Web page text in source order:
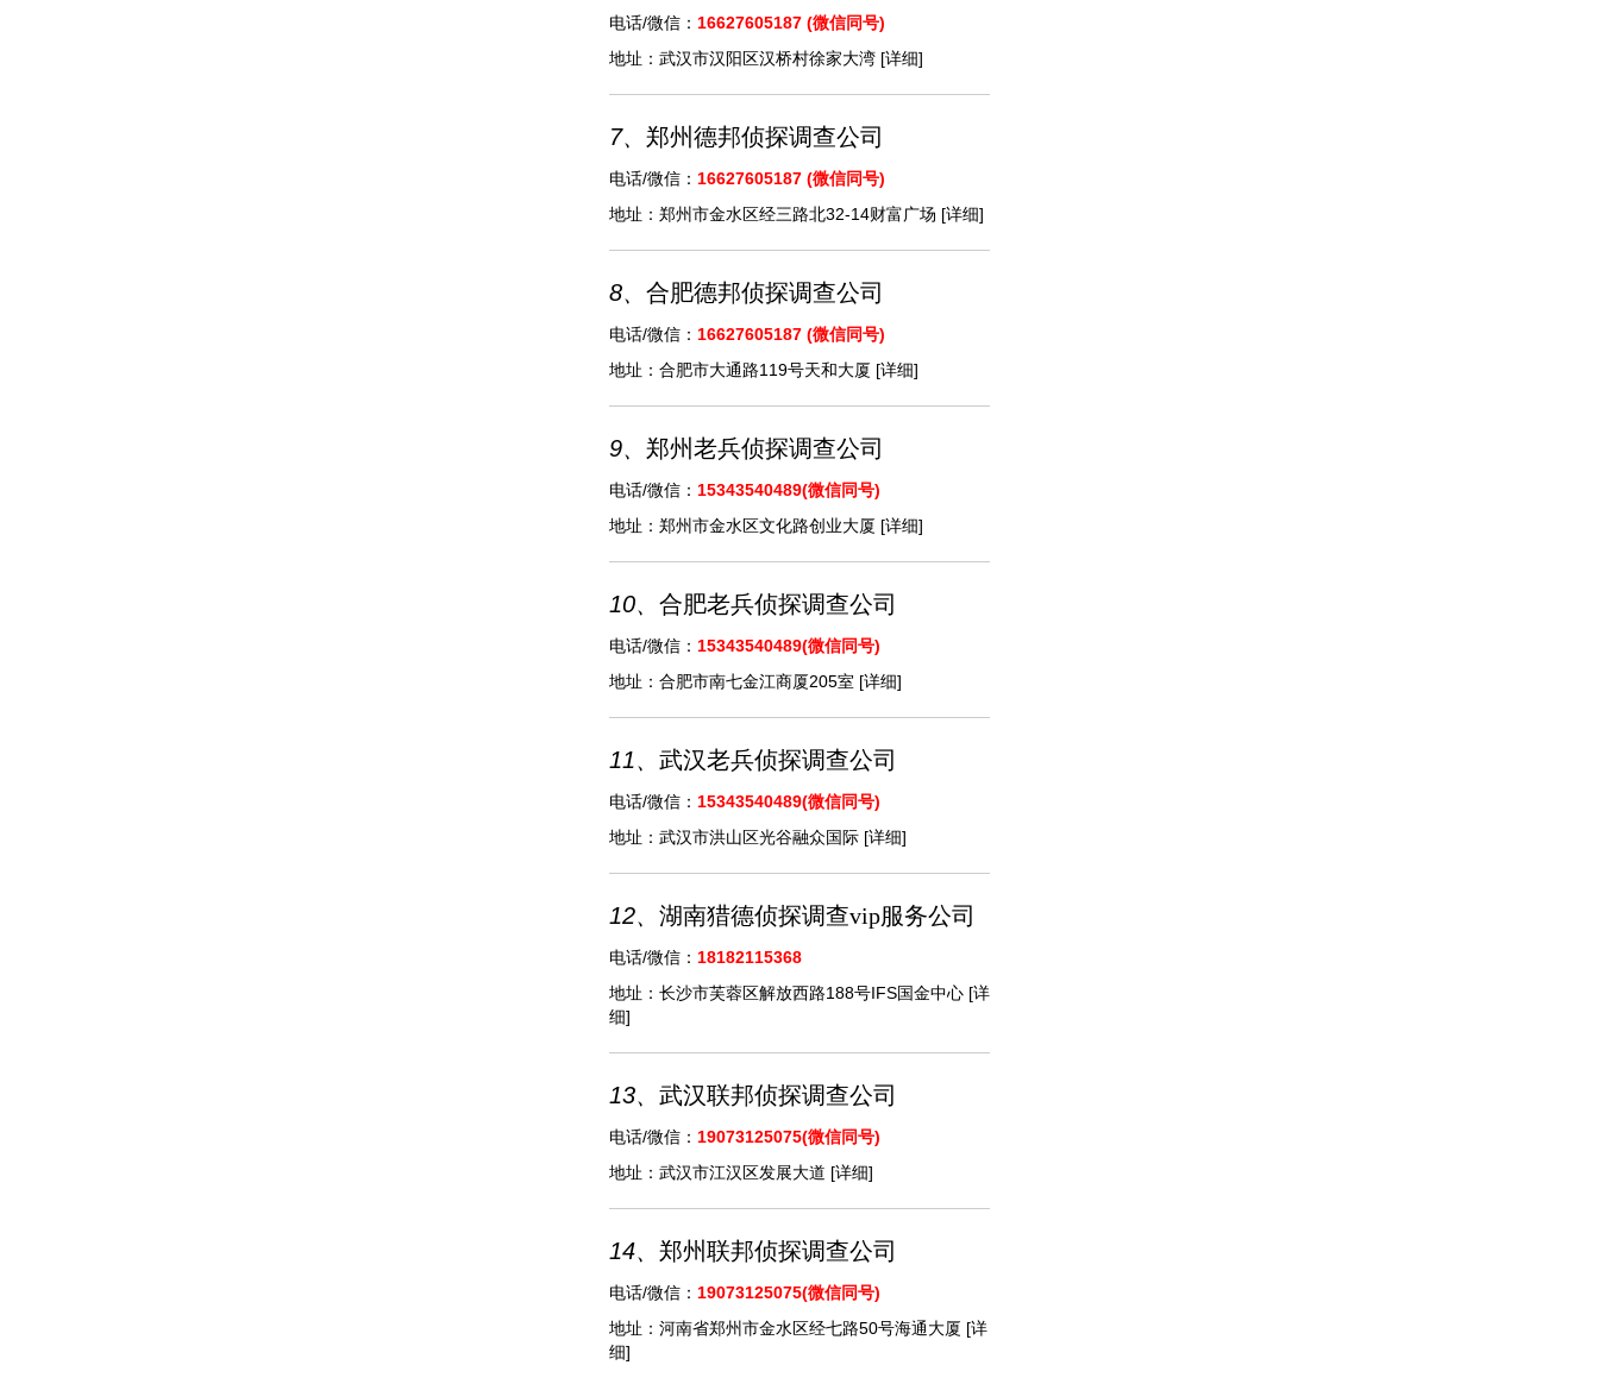
电话/微信： 16627605187 (微信同号)
地址： 武汉市汉阳区汉桥村徐家大湾 [详细]
7、 郑州德邦侦探调查公司
电话/微信： 16627605187 (微信同号)
地址： 郑州市金水区经三路北32-14财富广场 [详细]
8、 合肥德邦侦探调查公司
电话/微信： 16627605187 (微信同号)
地址： 合肥市大通路119号天和大厦 [详细]
9、 郑州老兵侦探调查公司
电话/微信： 15343540489(微信同号)
地址： 郑州市金水区文化路创业大厦 [详细]
10、 合肥老兵侦探调查公司
电话/微信： 15343540489(微信同号)
地址： 合肥市南七金江商厦205室 [详细]
11、 武汉老兵侦探调查公司
电话/微信： 15343540489(微信同号)
地址： 武汉市洪山区光谷融众国际 [详细]
12、 湖南猎德侦探调查vip服务公司
电话/微信： 18182115368
地址： 长沙市芙蓉区解放西路188号IFS国金中心 [详
细]
13、 武汉联邦侦探调查公司
电话/微信： 19073125075(微信同号)
地址： 武汉市江汉区发展大道 [详细]
14、 郑州联邦侦探调查公司
电话/微信： 19073125075(微信同号)
地址： 河南省郑州市金水区经七路50号海通大厦 [详
细]